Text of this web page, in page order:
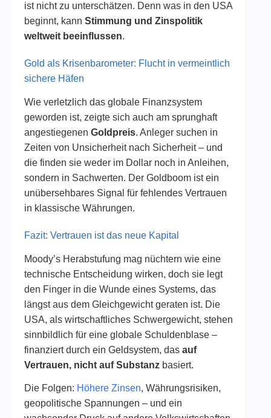
ist nicht zu unterschätzen. Denn was in den USA
beginnt, kann Stimmung und Zinspolitik
weltweit beeinflussen.
Gold als Krisenbarometer: Flucht in vermeintlich
sichere Häfen
Wie verletzlich das globale Finanzsystem
geworden ist, zeigte sich auch am sprunghaft
angestiegenen Goldpreis. Anleger suchen in
Zeiten von Unsicherheit nach Sicherheit – und
die finden sie weder im Dollar noch in Anleihen,
sondern in Sachwerten. Der Goldboom ist ein
unübersehbares Signal für fehlendes Vertrauen
in klassische Währungen.
Fazit: Vertrauen ist das neue Kapital
Moody’s Herabstufung mag nüchtern wie eine
technische Entscheidung wirken, doch sie legt
den Finger in die Wunde eines Systems, das
längst aus dem Gleichgewicht geraten ist. Die
USA, als wirtschaftliches Schwergewicht, stehen
sinnbildlich für eine globale Schuldenblase –
finanziert durch ein Geldsystem, das auf
Vertrauen, nicht auf Substanz basiert.
Die Folgen: Höhere Zinsen, Währungsrisiken,
geopolitische Spannungen – und ein